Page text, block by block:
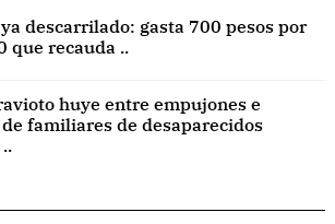
descarrilado: gasta 700 pesos por
que recauda ..
huye entre empujones e
familiares de desaparecidos